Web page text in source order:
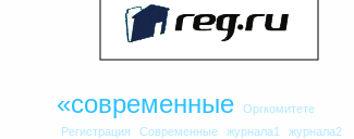
«современные
Оргкомитете
Регистрация
Современные журнала1
журнала2